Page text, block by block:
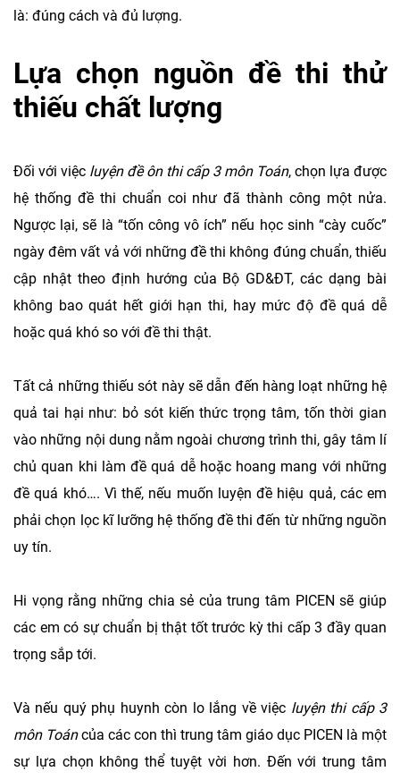
là: đúng cách và đủ lượng.
Lựa chọn nguồn đề thi thử
thiếu chất lượng
Đối với việc luyện đề ôn thi cấp 3 môn Toán, chọn lựa được
hệ thống đề thi chuẩn coi như đã thành công một nửa.
Ngược lại, sẽ là “tốn công vô ích” nếu học sinh “cày cuốc”
ngày đêm vất vả với những đề thi không đúng chuẩn, thiếu
cập nhật theo định hướng của Bộ GD&ĐT, các dạng bài
không bao quát hết giới hạn thi, hay mức độ đề quá dễ
hoặc quá khó so với đề thi thật.
Tất cả những thiếu sót này sẽ dẫn đến hàng loạt những hệ
quả tai hại như: bỏ sót kiến thức trọng tâm, tốn thời gian
vào những nội dung nằm ngoài chương trình thi, gây tâm lí
chủ quan khi làm đề quá dễ hoặc hoang mang với những
đề quá khó…. Vì thế, nếu muốn luyện đề hiệu quả, các em
phải chọn lọc kĩ lưỡng hệ thống đề thi đến từ những nguồn
uy tín.
Hi vọng rằng những chia sẻ của trung tâm PICEN sẽ giúp
các em có sự chuẩn bị thật tốt trước kỳ thi cấp 3 đầy quan
trọng sắp tới.
Và nếu quý phụ huynh còn lo lắng về việc luyện thi cấp 3
môn Toáncủa các con thì trung tâm giáo dục PICEN là một
sự lựa chọn không thể tuyệt vời hơn. Đến với trung tâm